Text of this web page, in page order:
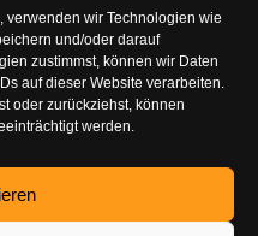
verwenden wir Technologien wie
und/oder darauf
zustimmst, können wir Daten
auf dieser Website verarbeiten.
oder zurückziehst, können
werden.
g
Impressu
m